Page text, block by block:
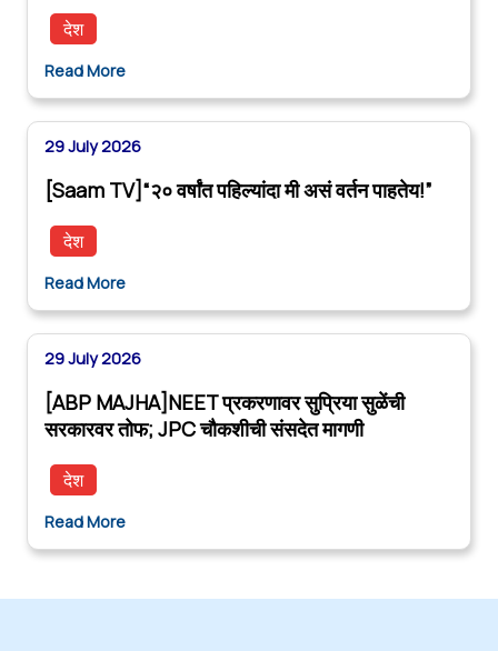
देश
Read More
29 July 2026
[Saam TV]“२० वर्षांत पहिल्यांदा मी असं वर्तन पाहतेय!”
देश
Read More
29 July 2026
[ABP MAJHA]NEET प्रकरणावर सुप्रिया सुळेंची
सरकारवर तोफ; JPC चौकशीची संसदेत मागणी
देश
Read More